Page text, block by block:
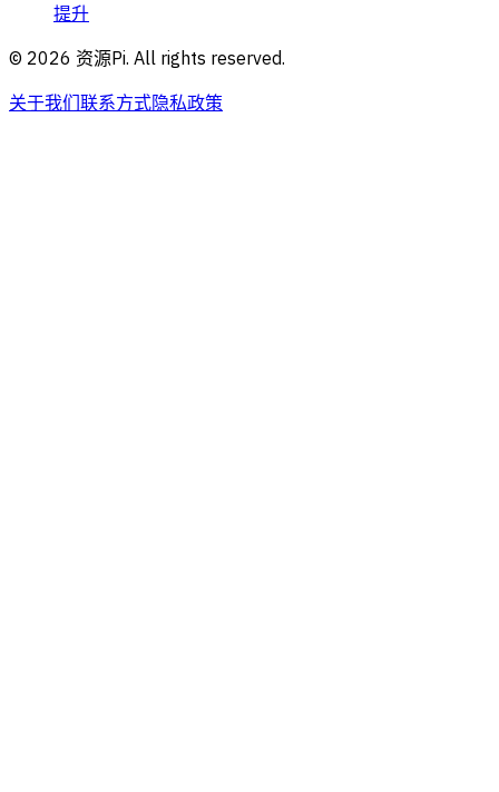
提升
© 2026 资源Pi. All rights reserved.
关于我们联系方式隐私政策